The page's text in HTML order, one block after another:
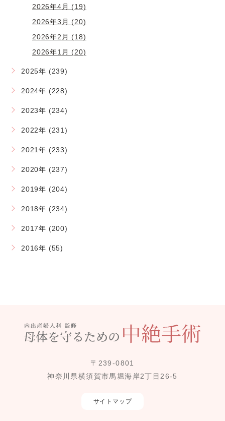
2026年4月 (19)
2026年3月 (20)
2026年2月 (18)
2026年1月 (20)
2025年 (239)
2024年 (228)
2023年 (234)
2022年 (231)
2021年 (233)
2020年 (237)
2019年 (204)
2018年 (234)
2017年 (200)
2016年 (55)
〒239-0801
神奈川県横須賀市馬堀海岸2丁目26-5
サイトマップ